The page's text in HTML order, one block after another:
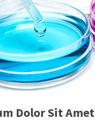
Dolor Sit Amet